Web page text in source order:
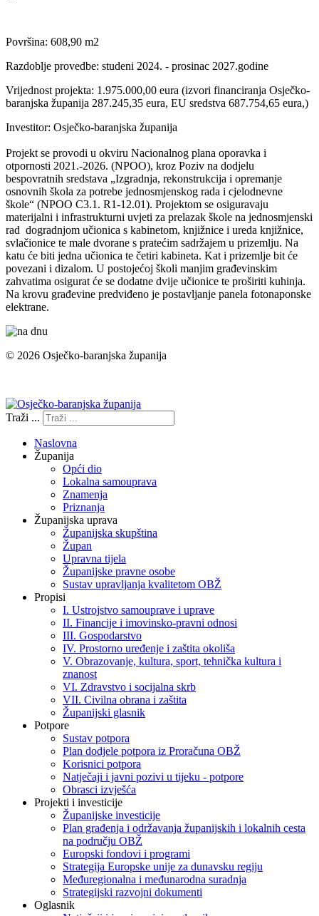
Površina: 608,90 m2
Razdoblje provedbe: studeni 2024. - prosinac 2027.godine
Vrijednost projekta: 1.975.000,00 eura (izvori financiranja Osječko-
baranjska županija 287.245,35 eura, EU sredstva 687.754,65 eura,)
Investitor: Osječko-baranjska županija
Projekt se provodi u okviru Nacionalnog plana oporavka i
otpornosti 2021.-2026. (NPOO), kroz Poziv na dodjelu
bespovratnih sredstava „Izgradnja, rekonstrukcija i opremanje
osnovnih škola za potrebe jednosmjenskog rada i cjelodnevne
škole“ (NPOO C3.1. R1-12.01). Projektom se osiguravaju
materijalni i infrastrukturni uvjeti za prelazak škole na jednosmjenski
rad dogradnjom učionica s kabinetom, knjižnice i ureda knjižnice,
svlačionice te male dvorane s pratećim sadržajem u prizemlju. Na
katu će biti jedna učionica te četiri kabineta. Kat i prizemlje bit će
povezani i dizalom. U postojećoj školi manjim građevinskim
zahvatima osigurat će se dodatne dvije učionice te proširiti kuhinja.
Na krovu građevine predviđeno je postavljanje panela fotonaponske
elektrane.
© 2026 Osječko-baranjska županija
Traži ...
Naslovna
Županija
Opći dio
Lokalna samouprava
Znamenja
Priznanja
Županijska uprava
Županijska skupština
Župan
Upravna tijela
Županijske pravne osobe
Sustav upravljanja kvalitetom OBŽ
Propisi
I. Ustrojstvo samouprave i uprave
II. Financije i imovinsko-pravni odnosi
III. Gospodarstvo
IV. Prostorno uređenje i zaštita okoliša
V. Obrazovanje, kultura, sport, tehnička kultura i
znanost
VI. Zdravstvo i socijalna skrb
VII. Civilna obrana i zaštita
Županijski glasnik
Potpore
Sustav potpora
Plan dodjele potpora iz Proračuna OBŽ
Korisnici potpora
Natječaji i javni pozivi u tijeku - potpore
Obrasci izvješća
Projekti i investicije
Županijske investicije
Plan građenja i održavanja županijskih i lokalnih cesta
na području OBŽ
Europski fondovi i programi
Strategija Europske unije za dunavsku regiju
Međuregionalna i međunarodna suradnja
Strategijski razvojni dokumenti
Oglasnik